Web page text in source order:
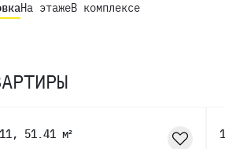
На этажеВ комплексе
51.41 м²